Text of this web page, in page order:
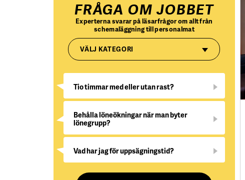
FRÅGA OM JOBBET
Experterna svarar på läsarfrågor om allt från
schemaläggning till personalmat
VÄLJ KATEGORI
Tio timmar med eller utan rast?
Behålla löneökningar när man byter
lönegrupp?
Vad har jag för uppsägningstid?